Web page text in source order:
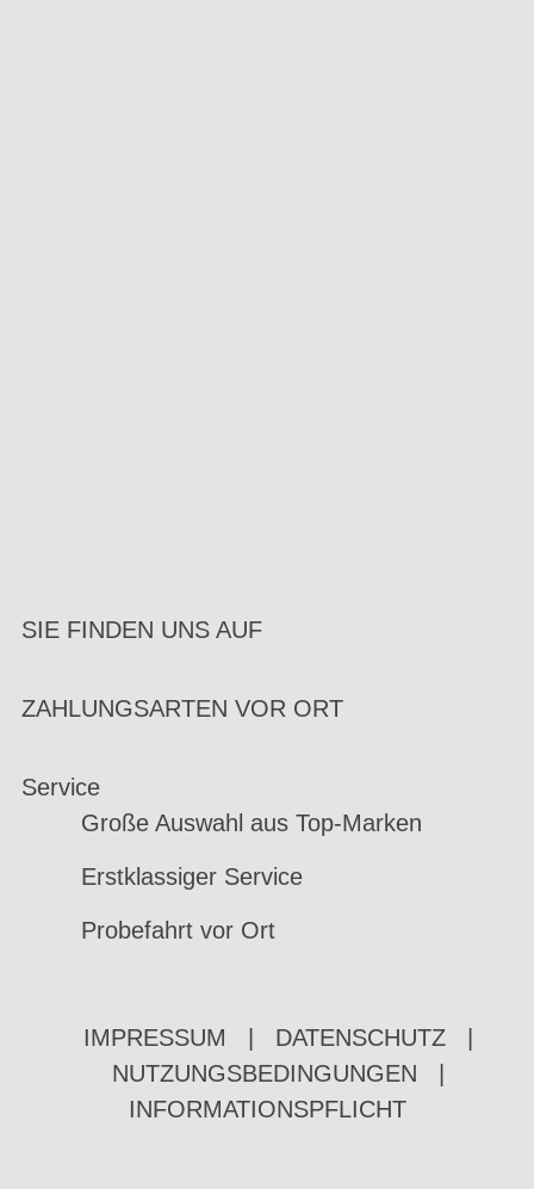
SIE FINDEN UNS AUF
ZAHLUNGSARTEN VOR ORT
Service
Große Auswahl aus Top-Marken
Erstklassiger Service
Probefahrt vor Ort
IMPRESSUM DATENSCHUTZ
NUTZUNGSBEDINGUNGEN
INFORMATIONSPFLICHT